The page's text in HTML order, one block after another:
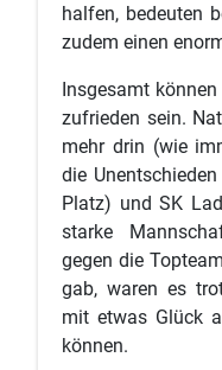
halfen, bedeuten
zudem einen
Insgesamt
zufrieden sein.
mehr drin (wie
die
Platz) und SK
starke
gegen die
gab, waren es
mit etwas Glück
können.